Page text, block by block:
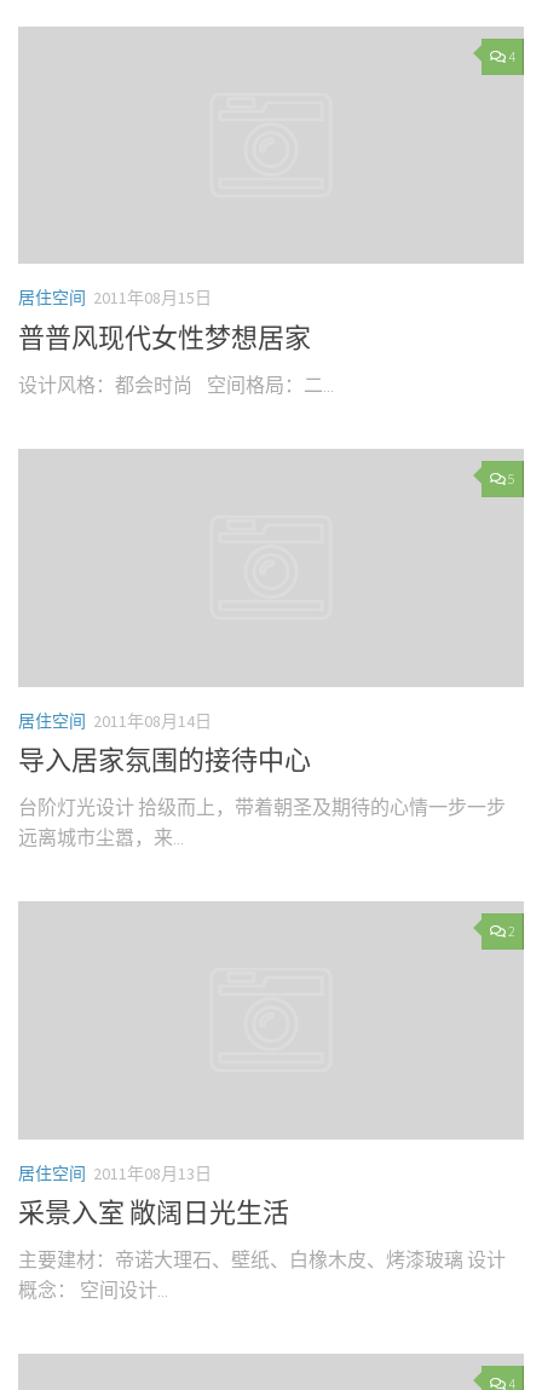
4
居住空间 2011年08月15日
普普风现代女性梦想居家
设计风格：都会时尚 空间格局：二...
5
居住空间 2011年08月14日
导入居家氛围的接待中心
台阶灯光设计 拾级而上，带着朝圣及期待的心情一步一步
远离城市尘嚣，来...
2
居住空间 2011年08月13日
采景入室 敞阔日光生活
主要建材：帝诺大理石、壁纸、白橡木皮、烤漆玻璃 设计
概念： 空间设计...
4